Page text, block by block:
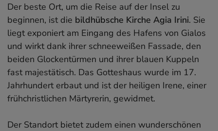
Der beste Ort, um die Reise auf der Insel zu
beginnen, ist die bildhübsche Kirche Agia Irini. Sie
liegt exponiert am Eingang des Hafens von Gialos
und wirkt dank ihrer schneeweißen Fassade, den
beiden Glockentürmen und ihrer blauen Kuppeln
fast majestätisch. Das Gotteshaus wurde im 17.
Jahrhundert erbaut und ist der heiligen Irene, einer
frühchristlichen Märtyrerin, gewidmet.
Der Standort bietet zudem einen wunderschönen